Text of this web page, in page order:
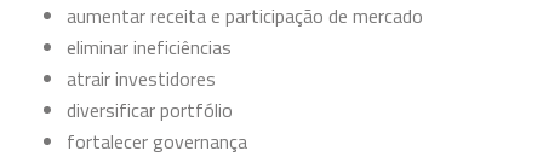
aumentar receita e participação de mercado
eliminar ineficiências
atrair investidores
diversificar portfólio
fortalecer governança